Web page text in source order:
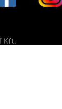
Kft.